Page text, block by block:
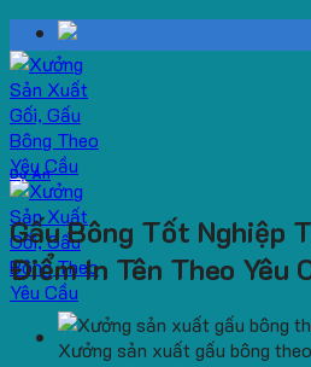
Skip
to
content
Dự Án
Gấu Bông Tốt Nghiệp
Điểm In Tên Theo Yêu
Xưởng sản xuất gấu bông